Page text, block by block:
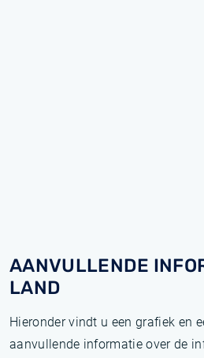
AANVULLENDE
LAND
Hieronder vindt u een grafiek en
aanvullende informatie over de